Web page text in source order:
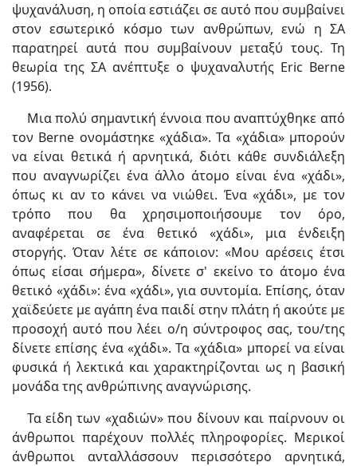
ψυχανάλυση, η οποία εστιάζει σε αυτό που συμβαίνει
στον εσωτερικό κόσμο των ανθρώπων, ενώ η ΣΑ
παρατηρεί αυτά που συμβαίνουν μεταξύ τους. Τη
θεωρία της ΣΑ ανέπτυξε ο ψυχαναλυτής Eric Berne
(1956).
Μια πολύ σημαντική έννοια που αναπτύχθηκε από
τον Berne ονομάστηκε «χάδια». Τα «χάδια» μπορούν
να είναι θετικά ή αρνητικά, διότι κάθε συνδιάλεξη
που αναγνωρίζει ένα άλλο άτομο είναι ένα «χάδι»,
όπως κι αν το κάνει να νιώθει. Ένα «χάδι», με τον
τρόπο που θα χρησιμοποιήσουμε τον όρο,
αναφέρεται σε ένα θετικό «χάδι», μια ένδειξη
στοργής. Όταν λέτε σε κάποιον: «Μου αρέσεις έτσι
όπως είσαι σήμερα», δίνετε σ' εκείνο το άτομο ένα
θετικό «χάδι»: ένα «χάδι», για συντομία. Επίσης, όταν
χαϊδεύετε με αγάπη ένα παιδί στην πλάτη ή ακούτε με
προσοχή αυτό που λέει ο/η σύντροφος σας, του/της
δίνετε επίσης ένα «χάδι». Τα «χάδια» μπορεί να είναι
φυσικά ή λεκτικά και χαρακτηρίζονται ως η βασική
μονάδα της ανθρώπινης αναγνώρισης.
Τα είδη των «χαδιών» που δίνουν και παίρνουν οι
άνθρωποι παρέχουν πολλές πληροφορίες. Μερικοί
άνθρωποι ανταλλάσσουν περισσότερο αρνητικά,